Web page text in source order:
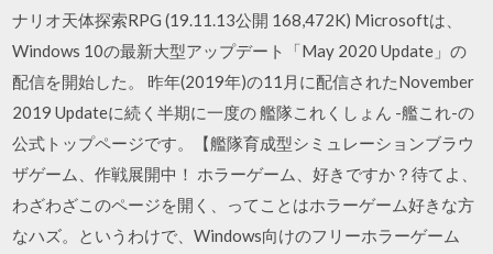
ナリオ天体探索RPG (19.11.13公開 168,472K) Microsoftは、
Windows 10の最新大型アップデート「May 2020 Update」の
配信を開始した。 昨年(2019年)の11月に配信されたNovember
2019 Updateに続く半期に一度の 艦隊これくしょん -艦これ-の
公式トップページです。【艦隊育成型シミュレーションブラウ
ザゲーム、作戦展開中！ ホラーゲーム、好きですか？待てよ、
わざわざこのページを開く、ってことはホラーゲーム好きな方
なハズ。というわけで、Windows向けのフリーホラーゲーム